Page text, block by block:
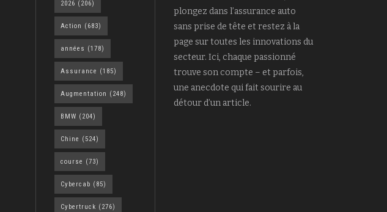
2026 (206)
Action (683)
années (178)
Assurance (185)
Augmentation (248)
BMW (204)
Chine (524)
course (73)
Cybercab (85)
Cybertruck (276)
plongez dans l’assurance auto
sans prise de tête et restez à la
page sur toutes les innovations du
secteur. Ici, chaque passionné
trouve son compte – et parfois,
une anecdote qui fait sourire au
détour d’un article.